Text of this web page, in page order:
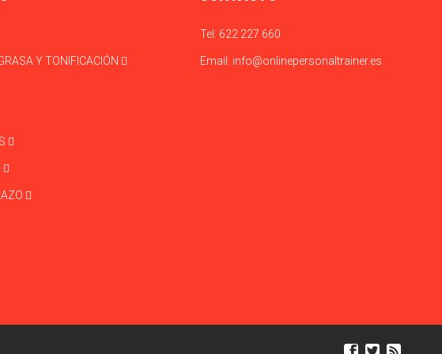
Y TONIFICACIÓN
Tel: 622 227 660
Email: info@onlinepersonaltrainer.es
  